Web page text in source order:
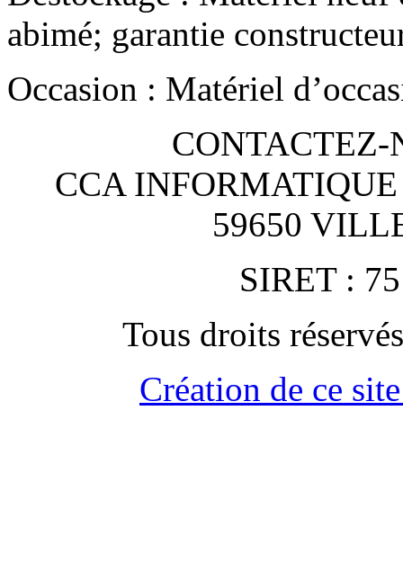
abimé; garantie
Occasion : Matériel
CONTACTEZ-
CCA
59650
SIRET :
Tous droits
Création de ce